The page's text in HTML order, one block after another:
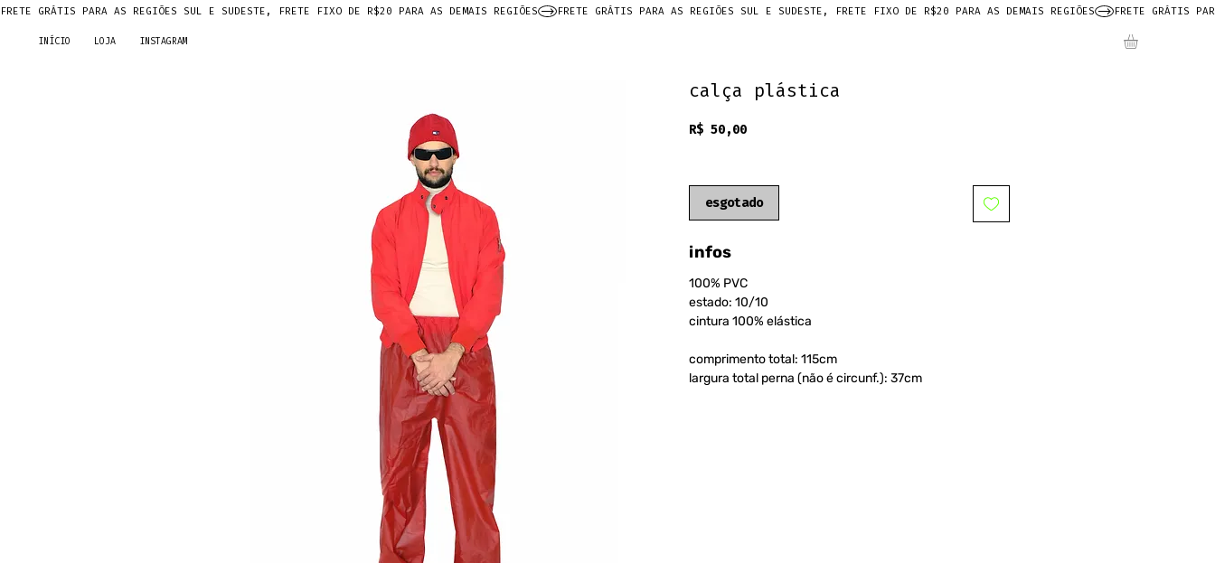
FRETE GRÁTIS PARA AS REGIÕES SUL E SUDESTE, FRETE FIXO DE R$20 PARA AS DEMAIS REGIÕES
INÍCIO LOJA INSTAGRAM
calça plástica
R$ 50,00Preço
esgotado
infos
100% PVC
estado: 10/10
cintura 100% elástica
comprimento total: 115cm
largura total perna (não é circunf.): 37cm